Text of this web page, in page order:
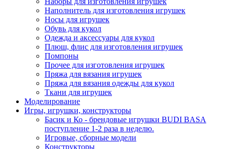
Наполнитель для изготовления игрушек
Носы для игрушек
Обувь для кукол
Одежда и аксессуары для кукол
Плюш, флис для изготовления игрушек
Помпоны
Прочее для изготовления игрушек
Пряжа для вязания игрушек
Пряжа для вязания одежды для кукол
Ткани для игрушек
Моделирование
Игры, игрушки, конструкторы
Басик и Ко - брендовые игрушки BUDI BASA
поступление 1-2 раза в неделю.
Игровые, сборные модели
Конструкторы